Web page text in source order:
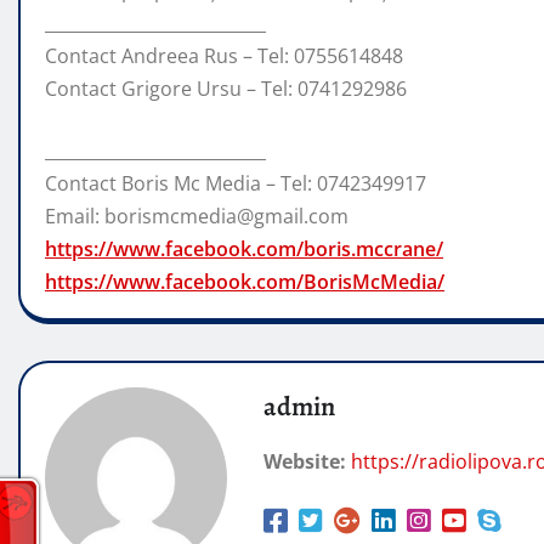
Contact Andreea Rus – Tel: 0755614848
Contact Grigore Ursu – Tel: 0741292986
Contact Boris Mc Media – Tel: 0742349917
Email: borismcmedia@gmail.com
https://www.facebook.com/boris.mccrane/
https://www.facebook.com/BorisMcMedia/
admin
Website: https://